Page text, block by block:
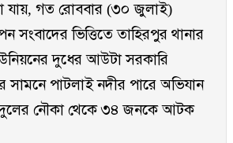
যায়, গত রোববার (৩০ জুলাই)
সংবাদের ভিত্তিতে তাহিরপুর থানার
দুধের আউটা সরকারি
সামনে পাটলাই নদীর পারে অভিযান
নৌকা থেকে ৩৪ জনকে আটক